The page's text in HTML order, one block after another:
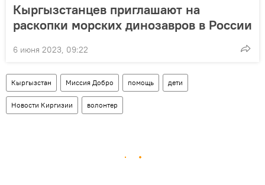
Кыргызстанцев приглашают на
раскопки морских динозавров в России
6 июня 2023, 09:22
Кыргызстан Миссия Добро помощь дети
Новости Киргизии волонтер